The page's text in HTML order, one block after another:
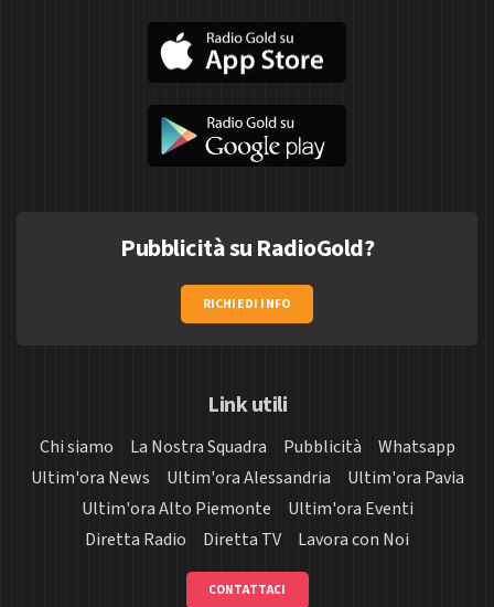
Pubblicità su RadioGold?
RICHIEDI INFO
Link utili
Chi siamo La Nostra Squadra Pubblicità
Whatsapp
Ultim'ora News
Ultim'ora Alessandria
Ultim'ora Pavia
Ultim'ora Alto Piemonte
Ultim'ora Eventi
Diretta Radio
Diretta TV Lavora con Noi
CONTATTACI